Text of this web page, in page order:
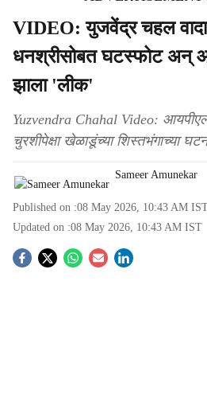
VIDEO: युजवेंद्र चहल
धनश्रीसोबत घटस्फोट अन्
झाला 'लीक'
Yuzvendra Chahal Video:
चुरशीपेक्षा खेळाडूंच्या शिस्तभंगाच्या
Sameer Amunekar
Published on :08 May 2026, 10:43 AM
Updated on :08 May 2026, 10:43 AM IST
S